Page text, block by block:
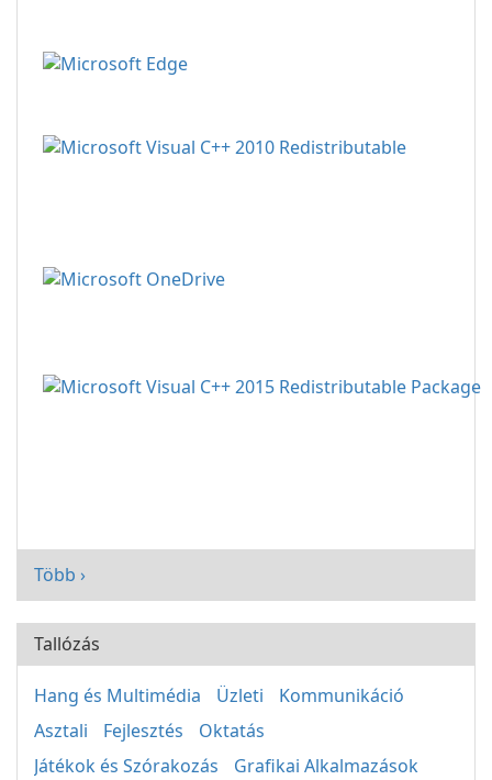
Több ›
Tallózás
Hang és Multimédia Üzleti
Kommunikáció
Asztali
Fejlesztés
Oktatás
Játékok és Szórakozás
Grafikai Alkalmazások